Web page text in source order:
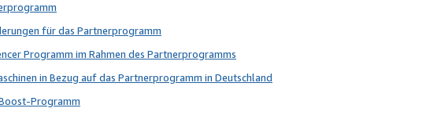
für das Partnerprogramm
Programm im Rahmen des Partnerprogramms
in Bezug auf das Partnerprogramm in Deutschland
Programm